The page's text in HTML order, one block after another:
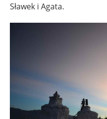
Sławek i Agata.